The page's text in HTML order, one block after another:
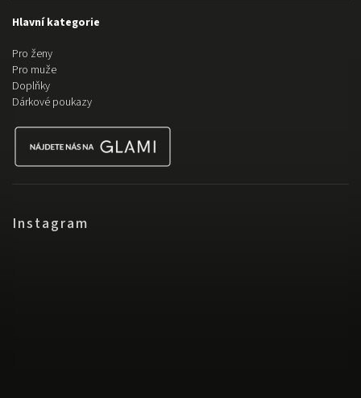
Hlavní kategorie
Pro ženy
Pro muže
Doplňky
Dárkové poukazy
Instagram